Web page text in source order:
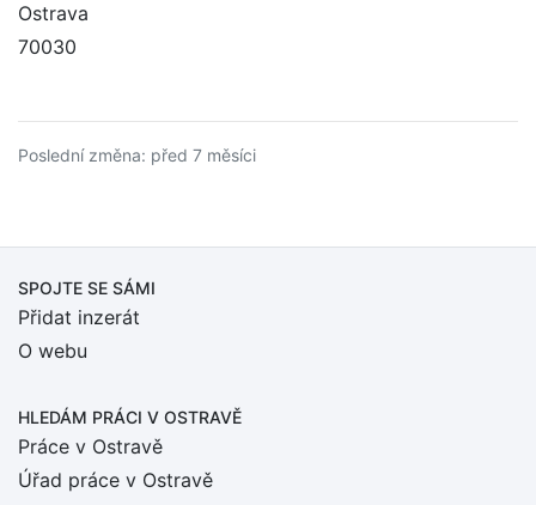
Ostrava
70030
Poslední změna: před 7 měsíci
SPOJTE SE SÁMI
Přidat inzerát
O webu
HLEDÁM PRÁCI V OSTRAVĚ
Práce v Ostravě
Úřad práce v Ostravě